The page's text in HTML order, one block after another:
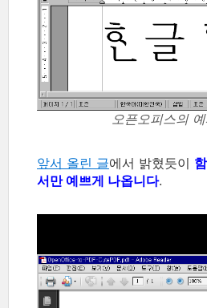
오픈오피스의
앞서 올린 글에서 밝혔듯이
서만 예쁘게 나옵니다.